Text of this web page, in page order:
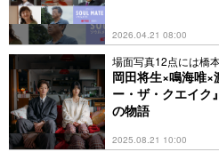
2026.04.21 08:00
場面写真12点には橋
岡田将生×鳴海唯×
ー・ザ・クエイク
の物語
2025.08.21 10:00